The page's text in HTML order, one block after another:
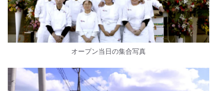
オープン当日の集合写真